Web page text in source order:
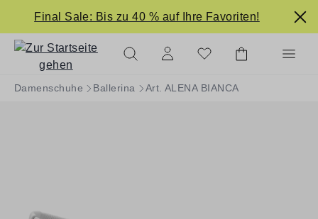
springen
Final Sale: Bis zu 40 % auf Ihre Favoriten!
Damenschuhe Ballerina Art. ALENA BIANCA